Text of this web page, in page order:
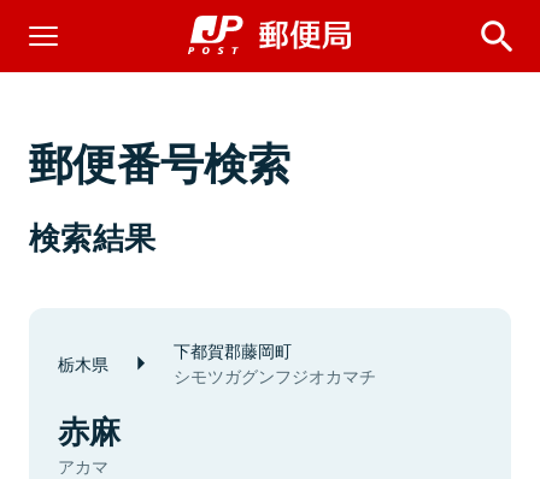
郵便番号検索
検索結果
栃木県 下都賀郡藤岡町
シモツガグンフジオカマチ
赤麻
アカマ